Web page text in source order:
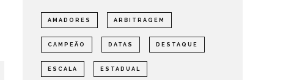
AMADORES ARBITRAGEM
CAMPEÃO DATAS DESTAQUE
ESCALA ESTADUAL